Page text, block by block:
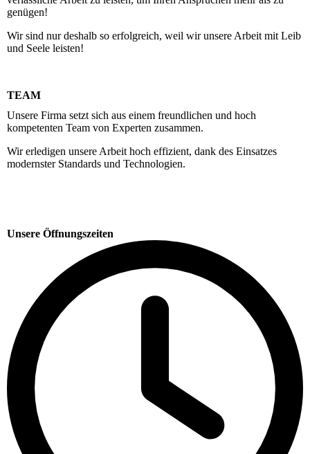
genügen!
Wir sind nur deshalb so erfolgreich, weil wir unsere Arbeit mit Leib
und Seele leisten!
TEAM
Unsere Firma setzt sich aus einem freundlichen und hoch
kompetenten Team von Experten zusammen.
Wir erledigen unsere Arbeit hoch effizient, dank des Einsatzes
modernster Standards und Technologien.
Unsere Öffnungszeiten